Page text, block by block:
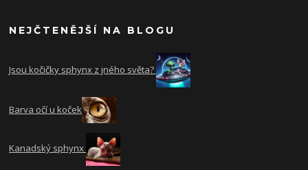
NEJČTENĚJŠÍ NA BLOGU
Jsou kočičky sphynx z jného světa?
Barva očí u koček
Kanadský sphynx